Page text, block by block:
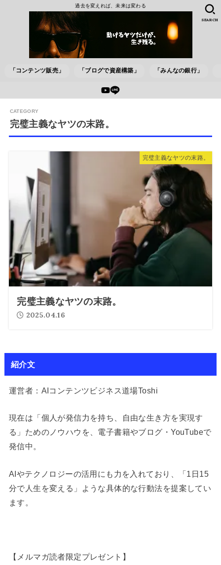
過去を変えれば、未来は変わる
「コンテンツ販売」 「ブログで資産構築」 「みんなの銀行」
SEARCH
完璧主義なヤツの末路。
完璧主義なヤツの末路。
完璧主義なヤツの末路。
2025.04.16
紹介文
運営者：AIコンテンツビジネス道場Toshi
現在は「個人が発信力を持ち、自由な生き方を実現す
る」ためのノウハウを、電子書籍やブログ・YouTubeで
発信中。
AIやテクノロジーの活用にも力を入れており、「1日15
分で人生を変える」ような具体的な行動法を提案してい
ます。
【メルマガ読者限定プレゼント】